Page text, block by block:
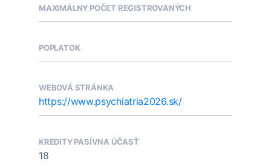
MAXIMÁLNY POČET REGISTROVANÝCH
POPLATOK
WEBOVÁ STRÁNKA
https://www.psychiatria2026.sk/
KREDITY PASÍVNA ÚČASŤ
18